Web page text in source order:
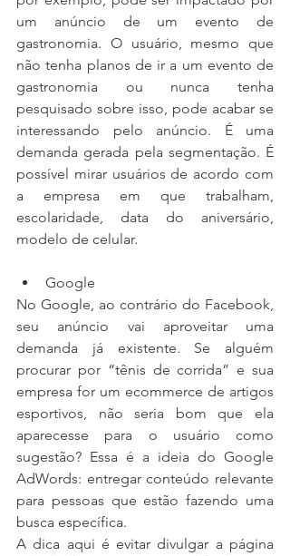
um anúncio de um evento de
gastronomia. O usuário, mesmo que
não tenha planos de ir a um evento de
gastronomia ou nunca tenha
pesquisado sobre isso, pode acabar se
interessando pelo anúncio. É uma
demanda gerada pela segmentação. É
possível mirar usuários de acordo com
a empresa em que trabalham,
escolaridade, data do aniversário,
modelo de celular.
Google
No Google, ao contrário do Facebook,
seu anúncio vai aproveitar uma
demanda já existente. Se alguém
procurar por “tênis de corrida” e sua
empresa for um ecommerce de artigos
esportivos, não seria bom que ela
aparecesse para o usuário como
sugestão? Essa é a ideia do Google
AdWords: entregar conteúdo relevante
para pessoas que estão fazendo uma
busca específica.
A dica aqui é evitar divulgar a página